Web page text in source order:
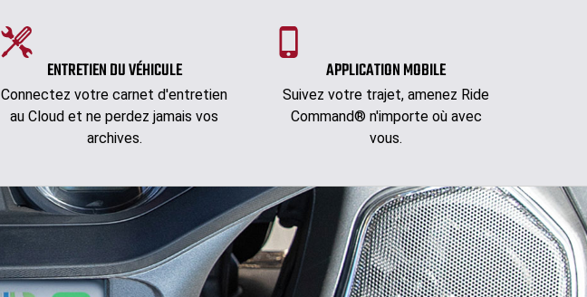
ENTRETIEN DU VÉHICULE
Connectez votre carnet d'entretien
au Cloud et ne perdez jamais vos
archives.
APPLICATION MOBILE
Suivez votre trajet, amenez Ride
Command® n'importe où avec
vous.